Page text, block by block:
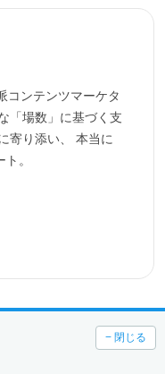
コンテンツマーケタ
「場数」に基づく支
寄り添い、 本当に
。
− 閉じる